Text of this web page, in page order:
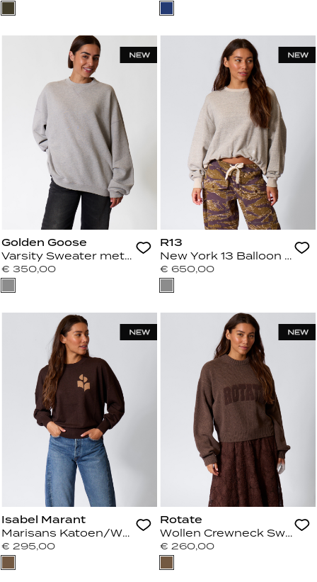
Golden Goose
Varsity Sweater met Backprint Alluminium
€ 350,00
R13
New York 13 Balloon
€ 650,00
Isabel Marant
Marisans Katoen/Wolblend Sweater met Logo
€ 295,00
Rotate
Wollen Crewneck
€ 260,00